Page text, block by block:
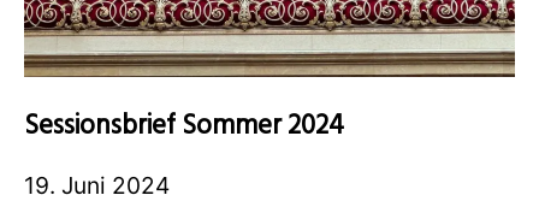
Sessionsbrief Sommer 2024
19. Juni 2024